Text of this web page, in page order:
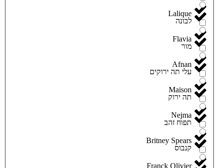
Lalique
Flavia
Afnan
Maison
Nejma
Britney Spears
Franck Olivier
לבונה
מור
עלי תה ירוקים
תה ירוק
תפוח זהב
קנבוס